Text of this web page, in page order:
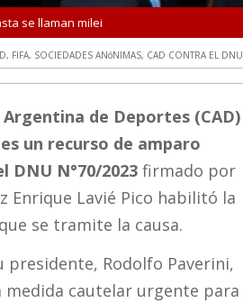
se llaman milei
, FIFA, SOCIEDADES ANóNIMAS, CAD CONTRA EL DNU
de Deportes (CAD)
un recurso de amparo
N°70/2023 firmado por
Enrique Lavié Pico habilitó la
se tramite la causa.
presidente, Rodolfo Paverini,
medida cautelar urgente para